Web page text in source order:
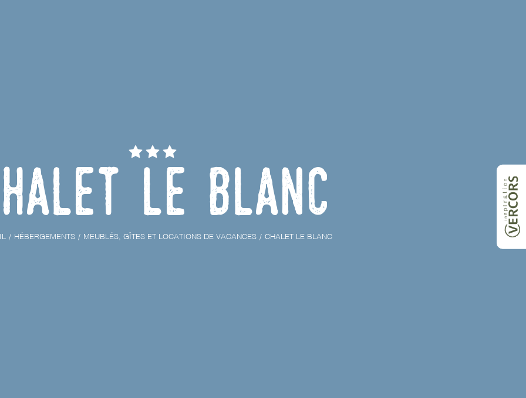
Le Blanc
HÉBERGEMENTS MEUBLÉS, GÎTES ET LOCATIONS DE VACANCES CHALET LE BLANC